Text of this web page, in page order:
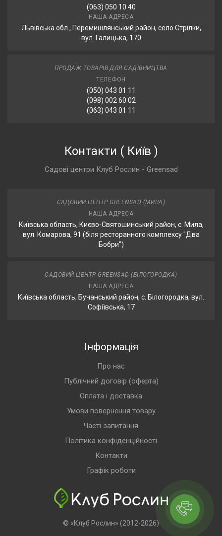
(063) 050 10 40
НАША АДРЕСА
Львівська обл., Перемишлянський район, село Стрілки,
вул. Галицька, 170
ПРОДАЖ ТОВАРІВ ДЛЯ САДІВНИЦТВА
ТЕЛЕФОН
(050) 043 01 11
(098) 002 60 02
(063) 043 01 11
Контакти ( Київ )
Садові центри Клуб Рослин - Greensad
САДОВИЙ ЦЕНТР GREENSAD (МИЛА)
НАША АДРЕСА
Київська область, Києво-Святошинський район, с. Мила,
вул. Комарова, 91 (біля ресторанного комплексу "Два
Бобри”)
САДОВИЙ ЦЕНТР GREENSAD (БІЛОГОРОДКА)
НАША АДРЕСА
Київська область, Бучанський район, с. Білогородка, вул.
Софіївська, 17
Інформація
Про нас
Публічний договір (оферта)
Оплата і доставка
Умови повернення товару
Часті запитання
Політика конфіденційності
Контакти
Графік роботи
© «Клуб Рослин» (2012-2026)